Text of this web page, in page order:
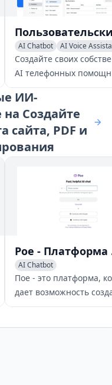
AI Chatbot AI Voice
Создайте своих
AI телефонных
которые
люди и помогают
бизнесу оставаться
отзывчивым
Не требуется
навыков.
ИИ-
Создайте
сайта, PDF и
Poe -
AI Chatbot
Пое - это платформа,
дает возможность
индивидуальные